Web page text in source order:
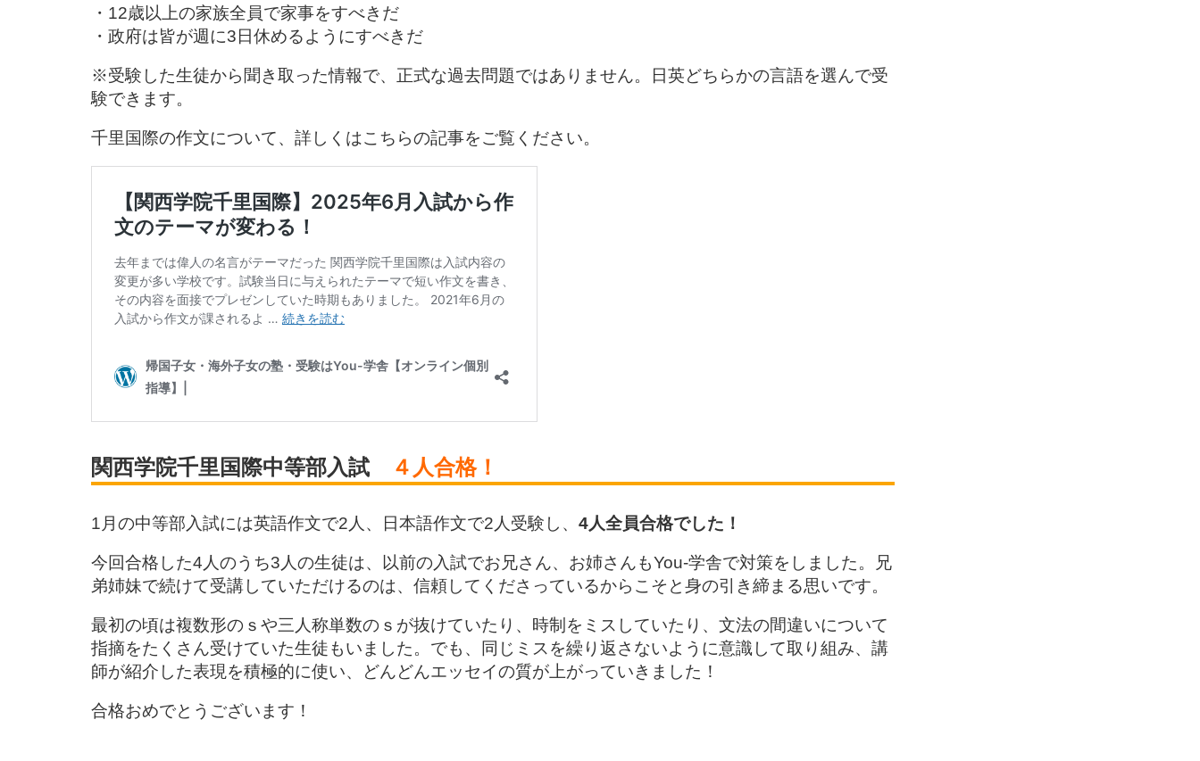
・12歳以上の家族全員で家事をすべきだ
・政府は皆が週に3日休めるようにすべきだ
※受験した生徒から聞き取った情報で、正式な過去問題ではありません。日英どちらかの言語を選んで受
験できます。
千里国際の作文について、詳しくはこちらの記事をご覧ください。
関西学院千里国際中等部入試 ４人合格！
1月の中等部入試には英語作文で2人、日本語作文で2人受験し、 4人全員合格でした！
今回合格した4人のうち3人の生徒は、以前の入試でお兄さん、お姉さんもYou‐学舎で対策をしました。兄
弟姉妹で続けて受講していただけるのは、信頼してくださっているからこそと身の引き締まる思いです。
最初の頃は複数形のｓや三人称単数のｓが抜けていたり、時制をミスしていたり、文法の間違いについて
指摘をたくさん受けていた生徒もいました。でも、同じミスを繰り返さないように意識して取り組み、講
師が紹介した表現を積極的に使い、どんどんエッセイの質が上がっていきました！
合格おめでとうございます！